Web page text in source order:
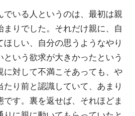
でいる人というのは、最初は親
まりでした。それだけ親に、自
しい、自分の思うようなやり
いう欲求が大きかったという
に対して不満こそあっても、や
たり前と認識していて、あまり
す。裏を返せば、それほどま